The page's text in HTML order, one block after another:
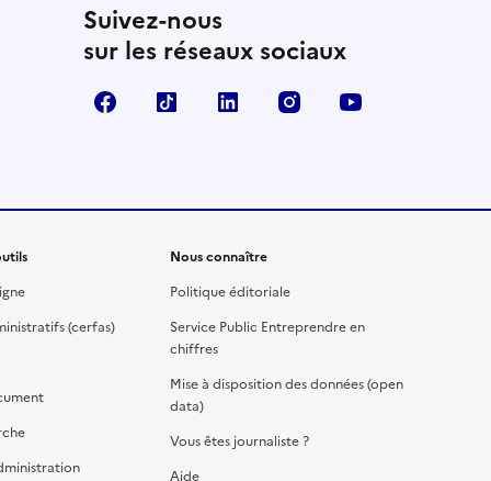
Suivez-nous
sur les réseaux sociaux
FacebookTikTok Linkedin Instagram
(cerfas)
Nous connaître
Politique éditoriale
Service Public Entreprendre en
chiffres
Mise à disposition des données (open
data)
Vous êtes journaliste ?
Aide